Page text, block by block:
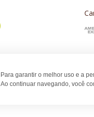
Para garantir o melhor uso e a
Ao continuar navegando, você